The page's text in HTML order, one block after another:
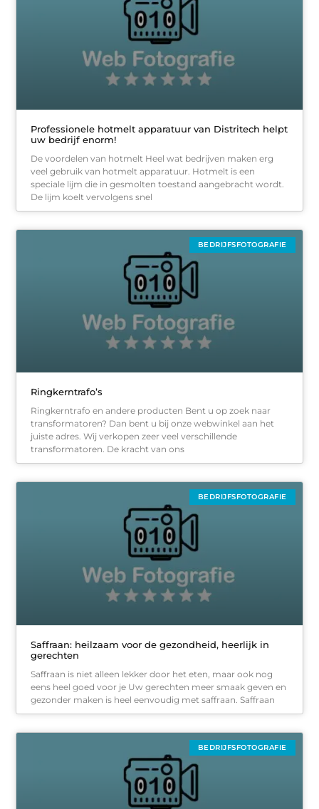
Professionele hotmelt apparatuur van Distritech helpt
uw bedrijf enorm!
De voordelen van hotmelt Heel wat bedrijven maken erg
veel gebruik van hotmelt apparatuur. Hotmelt is een
speciale lijm die in gesmolten toestand aangebracht wordt.
De lijm koelt vervolgens snel
BEDRIJFSFOTOGRAFIE
Ringkerntrafo’s
Ringkerntrafo en andere producten Bent u op zoek naar
transformatoren? Dan bent u bij onze webwinkel aan het
juiste adres. Wij verkopen zeer veel verschillende
transformatoren. De kracht van ons
BEDRIJFSFOTOGRAFIE
Saffraan: heilzaam voor de gezondheid, heerlijk in
gerechten
Saffraan is niet alleen lekker door het eten, maar ook nog
eens heel goed voor je Uw gerechten meer smaak geven en
gezonder maken is heel eenvoudig met saffraan. Saffraan
BEDRIJFSFOTOGRAFIE